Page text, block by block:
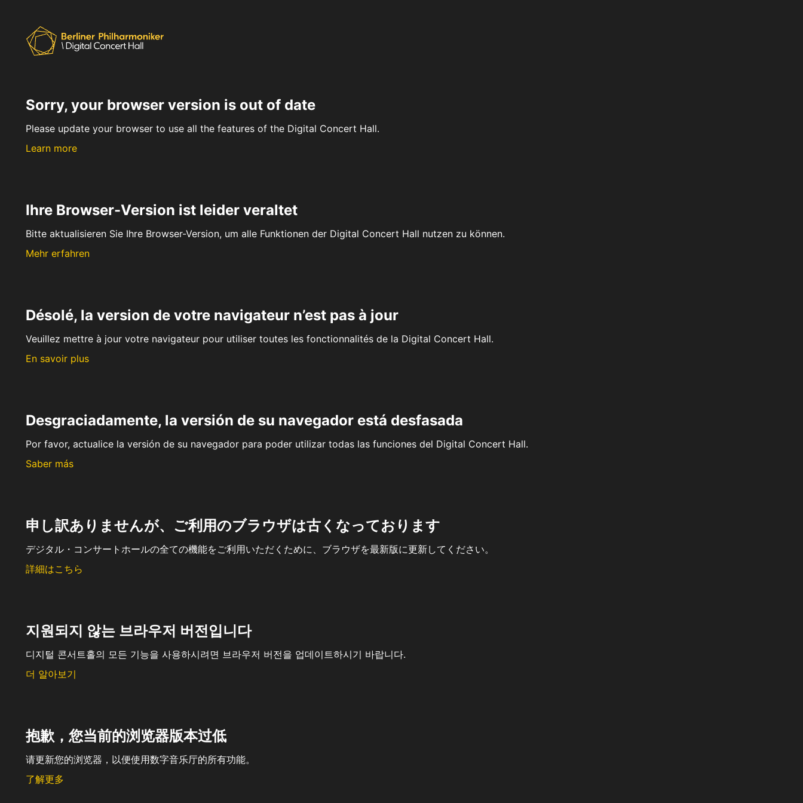
Sorry, your browser version is out of date
Please update your browser to use all the features of the Digital Concert Hall.
Learn more
Ihre Browser-Version ist leider veraltet
Bitte aktualisieren Sie Ihre Browser-Version, um alle Funktionen der Digital Concert Hall nutzen zu können.
Mehr erfahren
Désolé, la version de votre navigateur n’est pas à jour
Veuillez mettre à jour votre navigateur pour utiliser toutes les fonctionnalités de la Digital Concert Hall.
En savoir plus
Desgraciadamente, la versión de su navegador está desfasada
Por favor, actualice la versión de su navegador para poder utilizar todas las funciones del Digital Concert Hall.
Saber más
申し訳ありませんが、ご利用のブラウザは古くなっております
デジタル・コンサートホールの全ての機能をご利用いただくために、ブラウザを最新版に更新してください。
詳細はこちら
지원되지 않는 브라우저 버전입니다
디지털 콘서트홀의 모든 기능을 사용하시려면 브라우저 버전을 업데이트하시기 바랍니다.
더 알아보기
抱歉，您当前的浏览器版本过低
请更新您的浏览器，以便使用数字音乐厅的所有功能。
了解更多